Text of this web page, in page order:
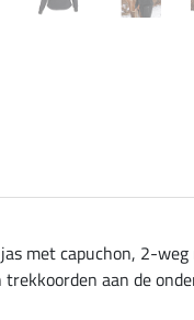
met capuchon, 2-
aan de